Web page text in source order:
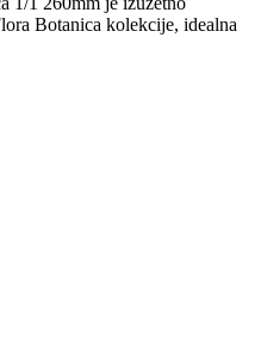
Botanica kolekcije, idealna